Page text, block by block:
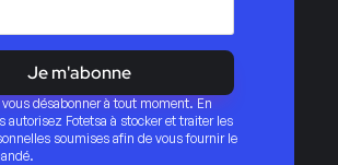
Je m'abonne
désabonner à tout moment. En
autorisez Fotetsa à stocker et traiter les
soumises afin de vous fournir le